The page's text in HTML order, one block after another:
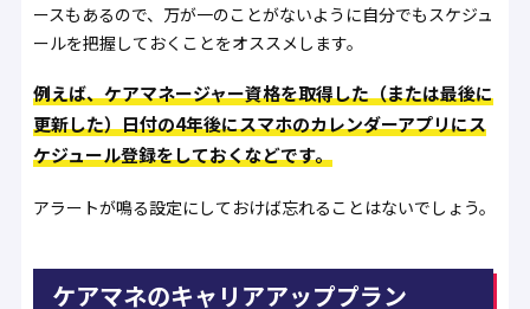
ースもあるので、万が一のことがないように自分でもスケジュ
ールを把握しておくことをオススメします。
例えば、ケアマネージャー資格を取得した（または最後に
更新した）日付の4年後にスマホのカレンダーアプリにス
ケジュール登録をしておくなどです。
アラートが鳴る設定にしておけば忘れることはないでしょう。
ケアマネのキャリアアッププラン